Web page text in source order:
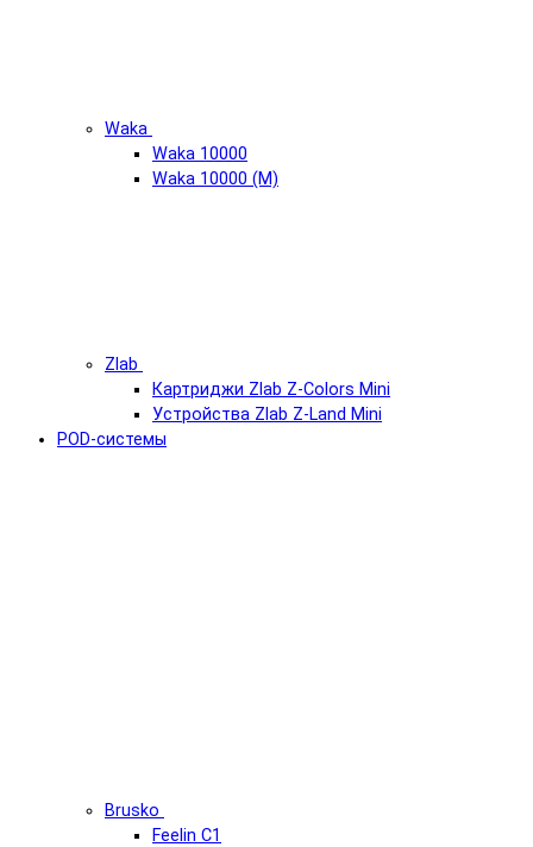
Waka
Waka 10000
Waka 10000 (М)
Zlab
Картриджи Zlab Z-Colors Mini
Устройства Zlab Z-Land Mini
POD-системы
Brusko
Feelin C1